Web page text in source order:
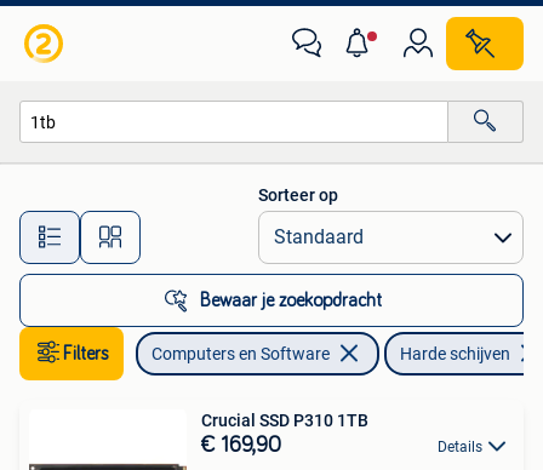
Alle afstanden…
Sorteer op
Bewaar je zoekopdracht
Filters Computers en Software Harde schijven
Crucial SSD P310 1TB
€ 169,90 Details